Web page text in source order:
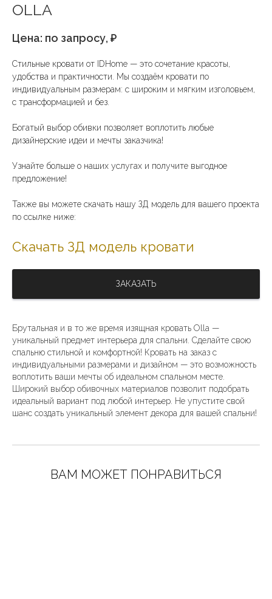
OLLA
Цена: по запросу, ₽
Стильные кровати от IDHome — это сочетание красоты,
удобства и практичности. Мы создаём кровати по
индивидуальным размерам: с широким и мягким изголовьем,
с трансформацией и без.
Богатый выбор обивки позволяет воплотить любые
дизайнерские идеи и мечты заказчика!
Узнайте больше о наших услугах и получите выгодное
предложение!
Также вы можете скачать нашу ЗД модель для вашего проекта
по ссылке ниже:
Скачать ЗД модель кровати
ЗАКАЗАТЬ
Брутальная и в то же время изящная кровать Olla —
уникальный предмет интерьера для спальни. Сделайте свою
спальню стильной и комфортной! Кровать на заказ с
индивидуальными размерами и дизайном — это возможность
воплотить ваши мечты об идеальном спальном месте.
Широкий выбор обивочных материалов позволит подобрать
идеальный вариант под любой интерьер. Не упустите свой
шанс создать уникальный элемент декора для вашей спальни!
ВАМ МОЖЕТ ПОНРАВИТЬСЯ